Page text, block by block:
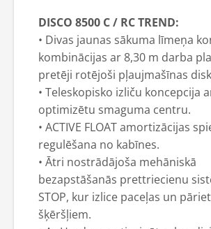
DISCO 8500 C / RC TREND:
• Divas jaunas sākuma līmeņa
kombinācijas ar 8,30 m darba
pretēji rotējoši pļaujmašīnas
• Teleskopisko izliču koncepcija
optimizētu smaguma centru.
• ACTIVE FLOAT amortizācijas
regulēšana no kabīnes.
• Ātri nostrādājoša mehāniskā
bezapstāšanās prettriecienu
STOP, kur izlice paceļas un
šķēršļiem.